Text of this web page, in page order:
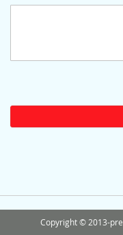
Copyright © 2013-